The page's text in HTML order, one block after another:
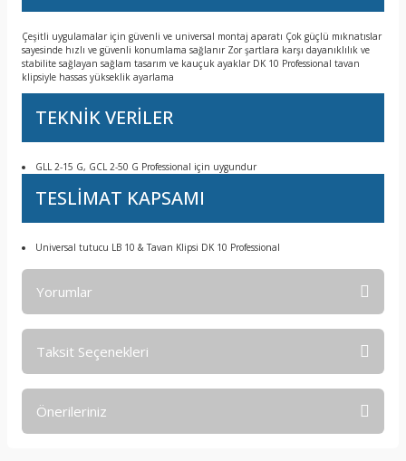
Çeşitli uygulamalar için güvenli ve universal montaj aparatı Çok güçlü mıknatıslar
sayesinde hızlı ve güvenli konumlama sağlanır Zor şartlara karşı dayanıklılık ve
stabilite sağlayan sağlam tasarım ve kauçuk ayaklar DK 10 Professional tavan
klipsiyle hassas yükseklik ayarlama
TEKNİK VERİLER
GLL 2-15 G, GCL 2-50 G Professional için uygundur
TESLİMAT KAPSAMI
Universal tutucu LB 10 & Tavan Klipsi DK 10 Professional
Yorumlar
Taksit Seçenekleri
Önerileriniz